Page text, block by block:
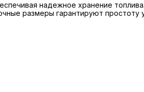
надежное хранение
размеры гарантируют